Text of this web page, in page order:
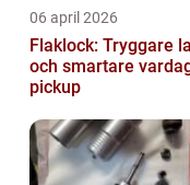
06 april 2026
Flaklock: Tryggare
och smartare
pickup